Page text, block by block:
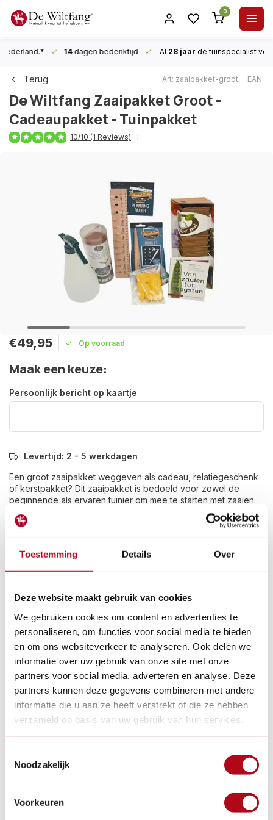
Toestemming Details Over
Deze website maakt gebruik van cookies
We gebruiken cookies om content en advertenties te
personaliseren, om functies voor social media te bieden
en om ons websiteverkeer te analyseren. Ook delen we
informatie over uw gebruik van onze site met onze
partners voor social media, adverteren en analyse. Deze
partners kunnen deze gegevens combineren met andere
informatie die u aan ze heeft verstrekt of die ze hebben
verzameld op basis van uw gebruik van hun services.
Noodzakelijk
Voorkeuren
0
14dagen bedenktijd Al 28 jaar de tuinspecialist
Terug Art: zaaipakket-groot EAN:
De Wiltfang Zaaipakket Groot -
Cadeaupakket - Tuinpakket
10/10 (1 Reviews)
€49,95 Op voorraad
Maak een keuze:
Persoonlijk bericht op kaartje
Levertijd: 2 - 5 werkdagen
Een groot zaaipakket weggeven als cadeau, relatiegeschenk
of kerstpakket? Dit zaaipakket is bedoeld voor zowel de
beginnende als ervaren tuinier om mee te starten met zaaien.
Lees meer
Grotere hoeveelheid nodig?
Betaal achteraf met Riverty.
Gratis verzendenvanaf € 60 in België en Nederland.*
14dagen bedenktijd
Al28 jaarde tuinspecialist voor tuinliefhebbers
Nieuw:Haal je bestelling in Wilnis bij ons op!
Stel een vraag over dit product
Plus- en minpunten
Het zaaipakket is perfect als cadeau voor vrienden,
familie of collega's.
eigen bloeiende tuin te creëren.